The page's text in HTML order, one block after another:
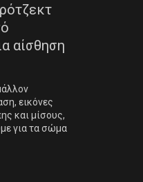
αίσθηση
εικόνες
και μίσους,
για τα σώμα